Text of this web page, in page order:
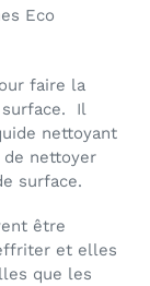
Eco
faire la
Il
nettoyant
nettoyer
surface.
être
et elles
que les